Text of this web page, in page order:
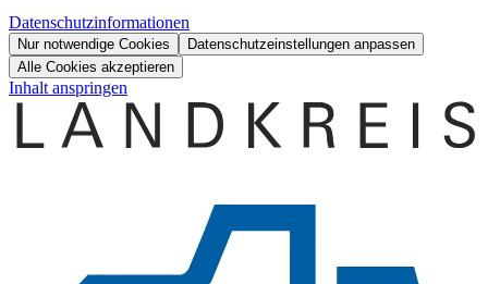
Datenschutzinformationen
Nur notwendige Cookies
Datenschutzeinstellungen anpassen
Alle Cookies akzeptieren
Inhalt anspringen